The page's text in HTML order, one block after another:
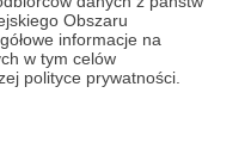
Obszaru
informacje na
w tym celów
polityce prywatności.
mają się dobrze,
uważam za
Kuźniarw aplikacji